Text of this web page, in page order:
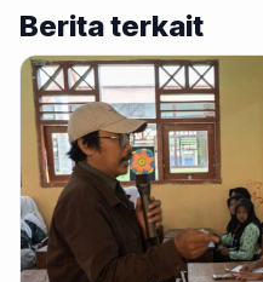
Berita terkait